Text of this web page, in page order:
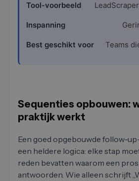
Teams
Sequenties opbouwen:
praktijk werkt
Een goed opgebouwde follow-
een heldere logica: elke stap
reden bevatten waarom een
antwoorden. Wie alleen schrijft